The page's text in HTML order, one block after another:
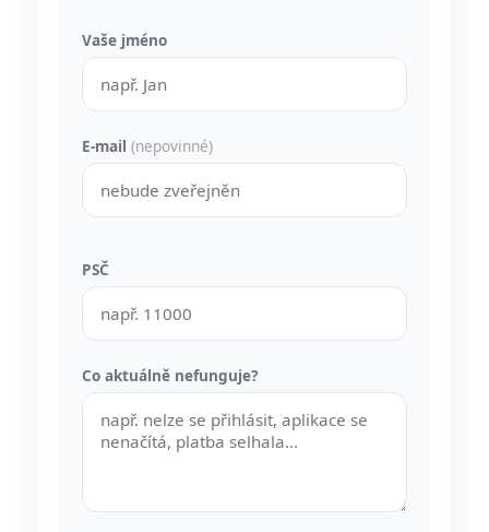
Vaše jméno
E-mail (nepovinné)
PSČ
Co aktuálně nefunguje?